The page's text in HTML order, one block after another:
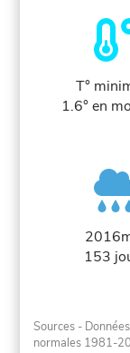
T°
1.6° en
153
Sources -
normales 1981-